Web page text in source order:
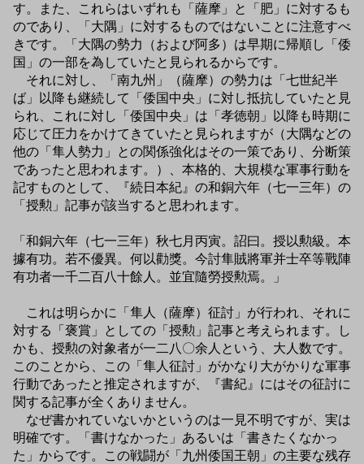
す。また、これらはいずれも「薩摩」と「肥」に対するも
のであり、「大隅」に対するものではないことに注意すべ
きです。「大隅の勢力（および阿多）は早期に帰順し「倭
国」の一部を為していたと見られるからです。
それに対し、「南九州」（薩摩）の勢力は「七世紀半
ば」以降も継続して「倭国中央」に対し抵抗していたと見
られ、これに対し「倭国中央」は「孝徳朝」以降も時期に
応じて圧力をかけてきていたと見られますが（大隅などの
他の「隼人勢力」との関係強化はその一策であり、分断策
であったと思われます。）、本格的、大規模な軍事行動を
記すものとして、『続日本紀』の和銅六年（七一三年）の
「授勲」記事が該当すると思われます。
「和銅六年（七一三年）秋七月丙寅。詔曰。授以勲級。本
據有功。若不優異。何以勸獎。今討隼賊將軍并士卒等戰陣
有功者一千二百八十餘人。並宜隨勞授勲焉。」
これは明らかに「隼人（薩摩）征討」が行われ、それに
対する「褒賞」としての「授勲」記事と考えられます。し
かも、授勲の対象者が一二八〇余人という、大人数です。
このことから、この「隼人征討」がかなり大がかりな軍事
行動であったと推定されますが、『書紀』にはその征討に
関する記事が全くありません。
なぜ書かれていないかというのは一見不明ですが、実は
明確です。「書けなかった」あるいは「書きたくなかっ
た」からです。この戦闘が「九州倭国王朝」の主要な残存